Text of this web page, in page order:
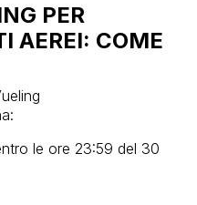
PER
AEREI: COME
le ore 23:59 del 30